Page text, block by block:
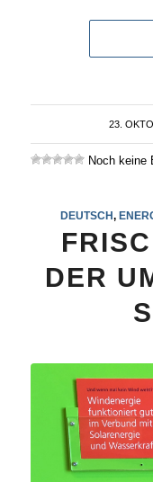
23. /
Noch keine
DEUTSCH,
DER